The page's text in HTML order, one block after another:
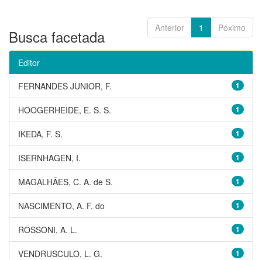
Anterior 1 Póximo
Busca facetada
Editor
1
FERNANDES JUNIOR, F.
1
HOOGERHEIDE, E. S. S.
1
IKEDA, F. S.
1
ISERNHAGEN, I.
1
MAGALHÃES, C. A. de S.
1
NASCIMENTO, A. F. do
1
ROSSONI, A. L.
1
VENDRUSCULO, L. G.